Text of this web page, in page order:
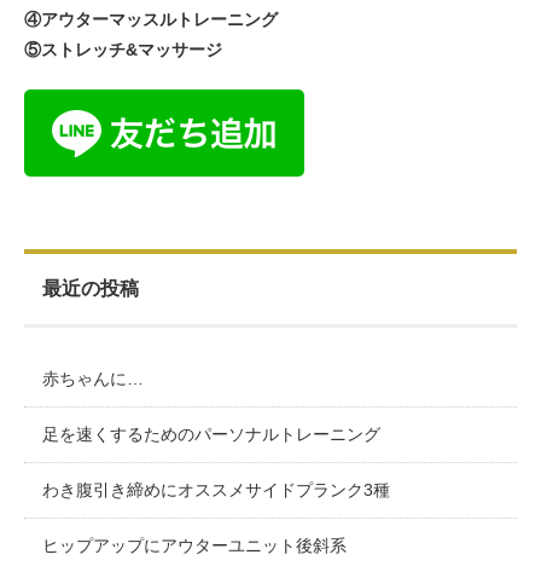
④アウターマッスルトレーニング
⑤ストレッチ&マッサージ
最近の投稿
赤ちゃんに…
足を速くするためのパーソナルトレーニング
わき腹引き締めにオススメサイドプランク3種
ヒップアップにアウターユニット後斜系